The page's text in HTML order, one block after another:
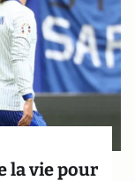
la vie pour